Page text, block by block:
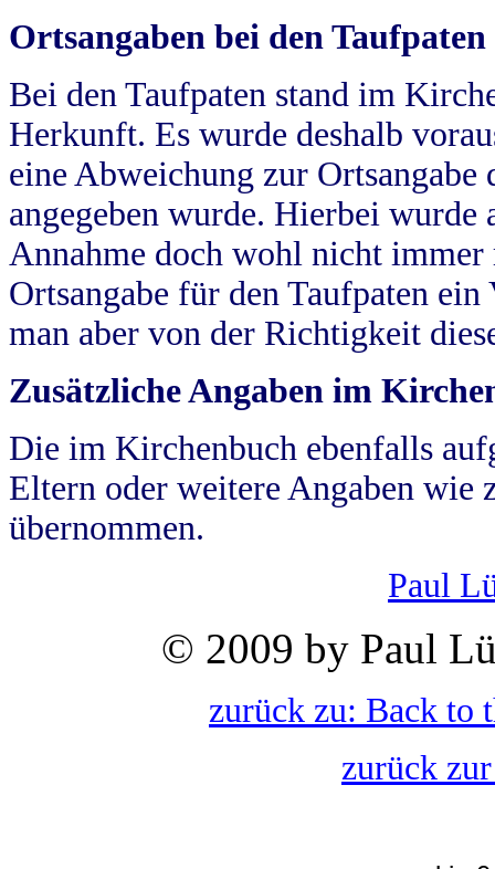
Ortsangaben bei den Taufpaten
Bei den Taufpaten stand im
Herkunft. Es wurde deshalb
eine Abweichung zur
angegeben wurde. Hierbei wurde
Annahme doch wohl nicht
Ortsangabe für den Taufpaten
man aber von der Richtigkeit
Zusätzliche Angaben im
Die im Kirchenbuch ebenfalls
Eltern oder weitere Angaben wie
übernommen.
Paul
© 2009 by Paul
zurück zu: Back to
zurück